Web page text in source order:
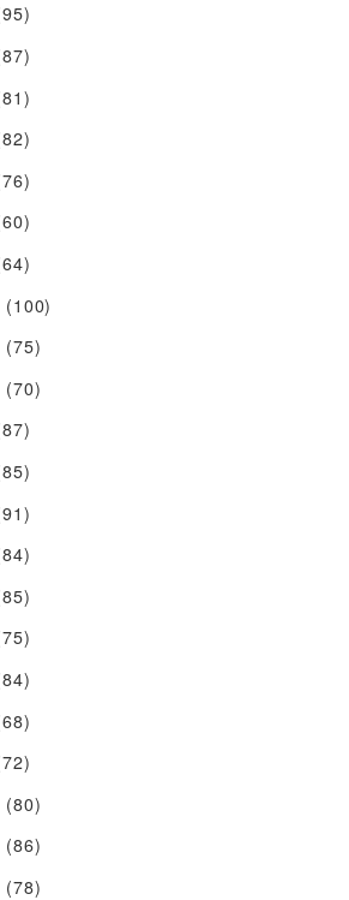
(100)
(75)
(70)
(80)
(86)
(78)